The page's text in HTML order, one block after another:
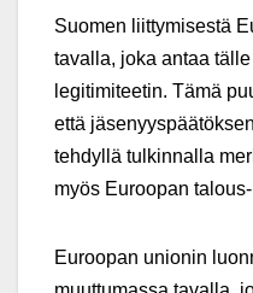
Suomen liittymisestä
tavalla, joka antaa
legitimiteetin. Tämä
että
tehdyllä tulkinnalla
myös Euroopan
Euroopan unionin